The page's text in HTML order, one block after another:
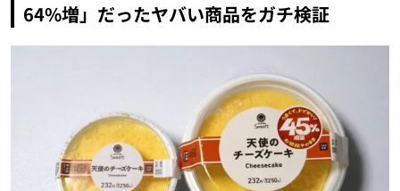
64%増」だったヤバい商品をガチ検証